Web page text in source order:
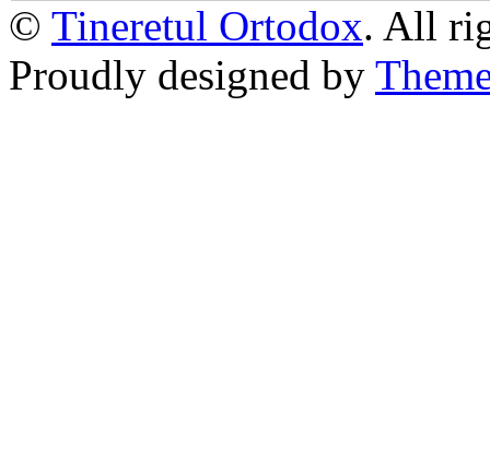
© Tineretul Ortodox. All
Proudly designed by